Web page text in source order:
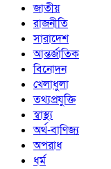
জাতীয়
রাজনীতি
সারাদেশ
আন্তর্জাতিক
বিনোদন
খেলাধুলা
তথ্যপ্রযুক্তি
স্বাস্থ্য
অর্থ-বাণিজ্য
অপরাধ
ধর্ম